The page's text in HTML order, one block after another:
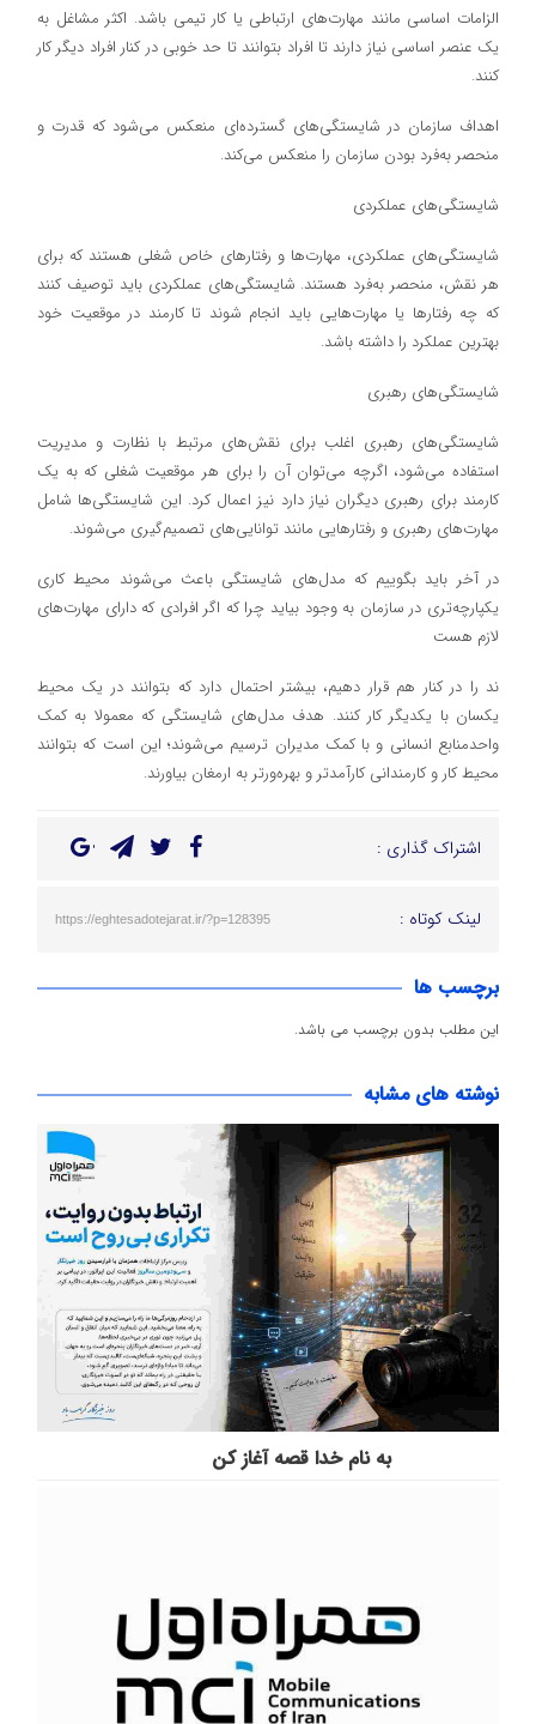
الزامات اساسی مانند مهارت‌های ارتباطی یا کار تیمی باشد. اکثر مشاغل به
یک عنصر اساسی نیاز دارند تا افراد بتوانند تا حد خوبی در کنار افراد دیگر کار
کنند.
اهداف سازمان در شایستگی‌های گسترده‌ای منعکس می‌شود که قدرت و
منحصر به‌فرد بودن سازمان را منعکس می‌کند.
شایستگی‌های عملکردی
شایستگی‌های عملکردی، مهارت‌ها و رفتارهای خاص شغلی هستند که برای
هر نقش، منحصر به‌فرد هستند. شایستگی‌های عملکردی باید توصیف کنند
که چه رفتارها یا مهارت‌هایی باید انجام شوند تا کارمند در موقعیت خود
بهترین عملکرد را داشته باشد.
شایستگی‌های رهبری
شایستگی‌های رهبری اغلب برای نقش‌های مرتبط با نظارت و مدیریت
استفاده می‌شود، اگرچه می‌توان آن را برای هر موقعیت شغلی که به یک
کارمند برای رهبری دیگران نیاز دارد نیز اعمال کرد. این شایستگی‌ها شامل
مهارت‌های رهبری و رفتارهایی مانند توانایی‌های تصمیم‌گیری می‌شوند.
در آخر باید بگوییم که مدل‌های شایستگی باعث می‌شوند محیط کاری
یکپارچه‌تری در سازمان به وجود بیاید چرا که اگر افرادی که دارای مهارت‌های
لازم هست
ند را در کنار هم قرار دهیم، بیشتر احتمال دارد که بتوانند در یک محیط
یکسان با یکدیگر کار کنند. هدف مدل‌های شایستگی که معمولا به کمک
واحدمنابع انسانی و با کمک مدیران ترسیم می‌شوند؛ این است که بتوانند
محیط کار و کارمندانی کارآمدتر و بهره‌ورتر به ارمغان بیاورند.
اشتراک گذاری :
لینک کوتاه : https://eghtesadotejarat.ir/?p=128395
برچسب ها
این مطلب بدون برچسب می باشد.
نوشته های مشابه
به نام خدا قصه آغاز کن